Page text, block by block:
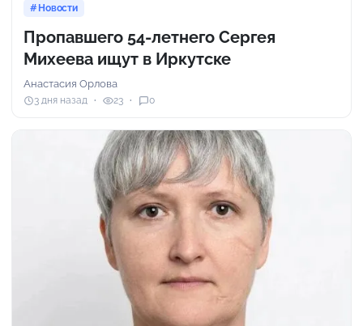
Новости
Пропавшего 54-летнего Сергея
Михеева ищут в Иркутске
Анастасия Орлова
3 дня назад 23 0